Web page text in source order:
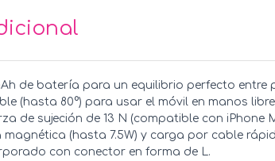
de batería para un equilibrio perfecto
(hasta 80°) para usar el móvil en manos
de sujeción de 13 N (compatible con iPhone
(hasta 7.5W) y carga por cable
con conector en forma de L.